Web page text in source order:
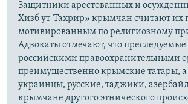
Защитники арестованных и
Хизб ут-Тахрир» крымчан считают их
мотивированным по религиозному
Адвокаты отмечают, что преследуемые
российскими правоохранительными
преимущественно крымские татары, а
украинцы, русские, таджики,
крымчане другого этнического